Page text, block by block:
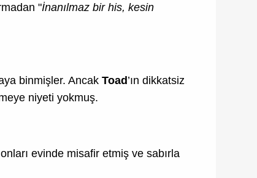
"İnanılmaz bir his, kesin
binmişler. AncakToad’ın dikkatsiz
niyeti yokmuş.
evinde misafir etmiş ve sabırla